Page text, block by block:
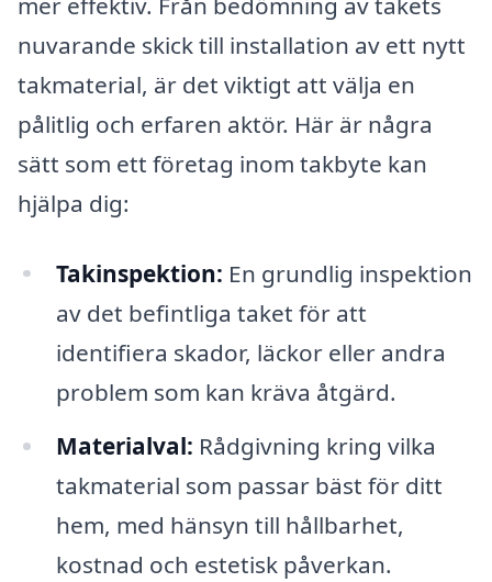
nuvarande skick till installation av ett nytt
takmaterial, är det viktigt att välja en
pålitlig och erfaren aktör. Här är några
sätt som ett företag inom takbyte kan
hjälpa dig:
Takinspektion: En grundlig inspektion
av det befintliga taket för att
identifiera skador, läckor eller andra
problem som kan kräva åtgärd.
Materialval: Rådgivning kring vilka
takmaterial som passar bäst för ditt
hem, med hänsyn till hållbarhet,
kostnad och estetisk påverkan.